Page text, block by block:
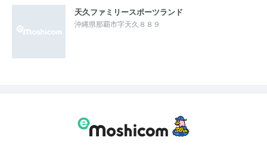
天久ファミリースポーツランド
沖縄県那覇市字天久８８９